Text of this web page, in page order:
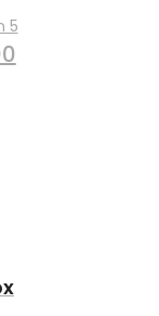
5
Aktueller